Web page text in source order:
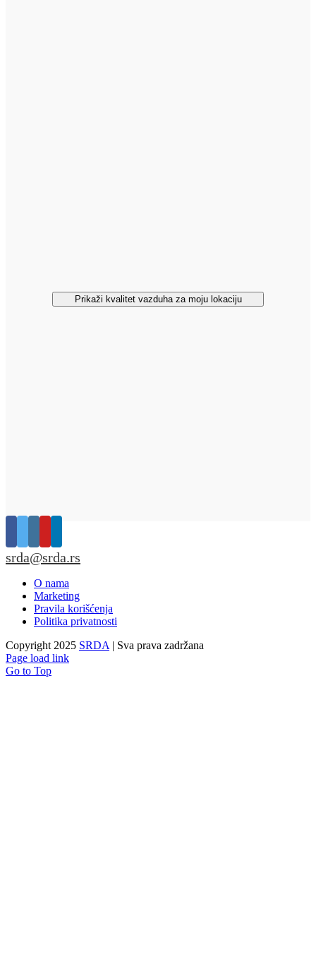
Prikaži kvalitet vazduha za moju lokaciju
srda@srda.rs
O nama
Marketing
Pravila korišćenja
Politika privatnosti
Copyright 2025 SRDA | Sva prava zadržana
Page load link
Go to Top